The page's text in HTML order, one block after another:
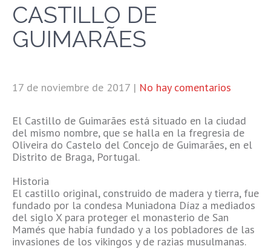
CASTILLO DE
GUIMARÃES
17 de noviembre de 2017 | No hay comentarios
El Castillo de Guimarães está situado en la ciudad
del mismo nombre, que se halla en la fregresia de
Oliveira do Castelo del Concejo de Guimarães, en el
Distrito de Braga, Portugal.
Historia
El castillo original, construido de madera y tierra,​ fue
fundado por la condesa Muniadona Díaz a mediados
del siglo X para proteger el monasterio de San
Mamés que había fundado y a los pobladores de las
invasiones de los vikingos y de razias musulmanas.